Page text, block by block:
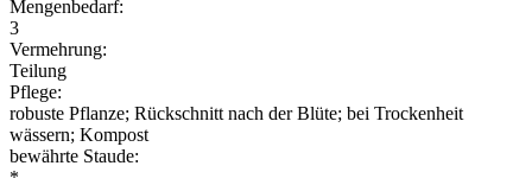
Mengenbedarf:
3
Vermehrung:
Teilung
Pflege:
robuste Pflanze; Rückschnitt nach der Blüte; bei Trockenheit
wässern; Kompost
bewährte Staude:
*